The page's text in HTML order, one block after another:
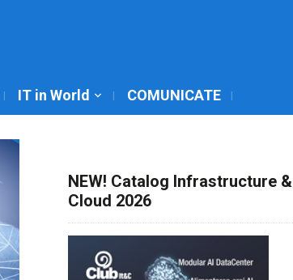
IT in World COMUNICATE
NEW! Catalog Infrastructure &
Cloud 2026